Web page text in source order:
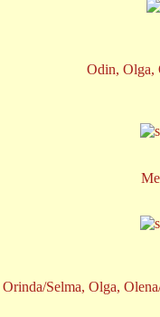
Odin, Olga,
Orinda/Selma, Olga,